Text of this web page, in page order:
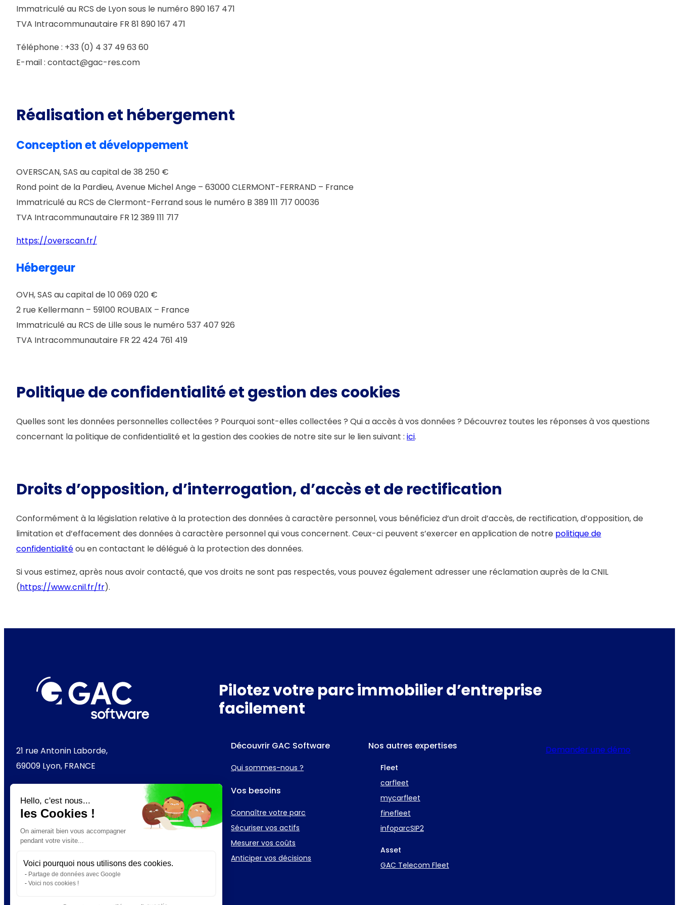
Hello, c'est nous...
les Cookies !
On aimerait bien vous accompagner
pendant votre visite...
Voici pourquoi nous utilisons des cookies.
Partage de données avec Google
Voici nos cookies !
Immatriculé au RCS de Lyon sous le numéro 890 167 471
TVA Intracommunautaire FR 81 890 167 471
Téléphone : +33 (0) 4 37 49 63 60
E-mail : contact@gac-res.com
Réalisation et hébergement
Conception et développement
OVERSCAN, SAS au capital de 38 250 €
Rond point de la Pardieu, Avenue Michel Ange – 63000 CLERMONT-FERRAND – France
Immatriculé au RCS de Clermont-Ferrand sous le numéro B 389 111 717 00036
TVA Intracommunautaire FR 12 389 111 717
https://overscan.fr/
Hébergeur
OVH, SAS au capital de 10 069 020 €
2 rue Kellermann – 59100 ROUBAIX – France
Immatriculé au RCS de Lille sous le numéro 537 407 926
TVA Intracommunautaire FR 22 424 761 419
Politique de confidentialité et gestion des cookies
Quelles sont les données personnelles collectées ? Pourquoi sont-elles collectées ? Qui a accès à vos données ? Découvrez toutes les réponses à vos questions
concernant la politique de confidentialité et la gestion des cookies de notre site sur le lien suivant : ici.
Droits d’opposition, d’interrogation, d’accès et de rectification
Conformément à la législation relative à la protection des données à caractère personnel, vous bénéficiez d’un droit d’accès, de rectification, d’opposition, de
limitation et d’effacement des données à caractère personnel qui vous concernent. Ceux-ci peuvent s’exercer en application de notre politique de
confidentialitéou en contactant le délégué à la protection des données.
Si vous estimez, après nous avoir contacté, que vos droits ne sont pas respectés, vous pouvez également adresser une réclamation auprès de la CNIL
(https://www.cnil.fr/fr).
21 rue Antonin Laborde,
69009 Lyon, FRANCE
+33 (0) 4 37 49 63 60
Découvrir GAC Software
YouTube Instagram
Pilotez votre parc immobilier d’entreprise
facilement
Découvrir GAC Software
Qui sommes-nous ?
Vos besoins
Connaître votre parc
Sécuriser vos actifs
Mesurer vos coûts
Anticiper vos décisions
Nos autres expertises
Fleet
carfleet
mycarfleet
finefleet
infoparcSIP2
Asset
GAC Telecom Fleet
Demander une démo